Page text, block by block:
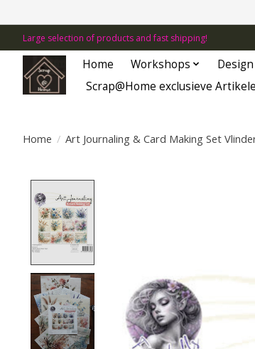
Large selection of products and fast shipping!
Home Workshops
Scrap@Home exclusieve
Home / Art Journaling & Card Making Set